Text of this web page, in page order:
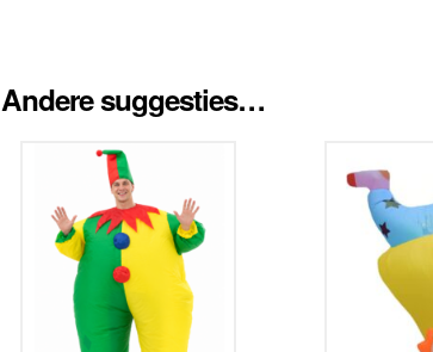
Andere suggesties…